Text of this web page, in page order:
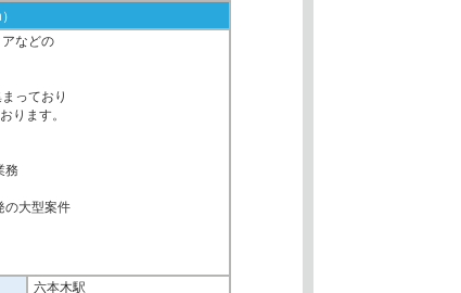
などの
っており
ります。
務
の大型案件
六本木駅